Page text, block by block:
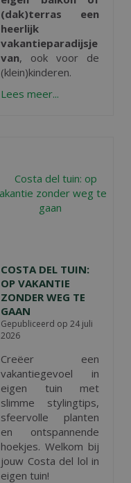
(dak)terras een
heerlijk
vakantieparadijsje
van, ook voor de
(klein)kinderen.
Lees meer...
COSTA DEL TUIN:
OP VAKANTIE
ZONDER WEG TE
GAAN
Gepubliceerd op 24 juli
2026
Creëer een
vakantiegevoel in
eigen tuin met
slimme stylingtips,
sfeervolle planten
en ontspannende
hoekjes. Welkom bij
jouw Costa del lol in
eigen tuin!